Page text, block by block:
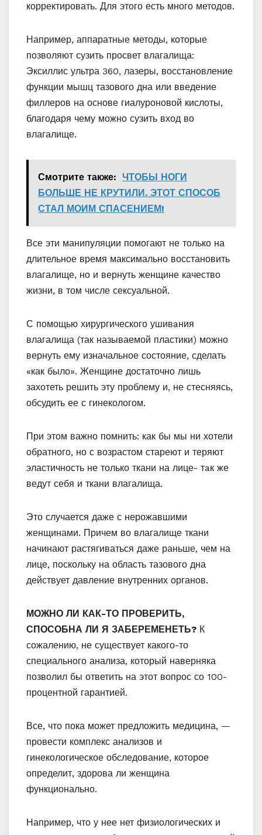
корректировать. Для этого есть много методов.
Например, аппаратные методы, которые
позволяют сузить просвет влагалища:
Эксиллис ультра 360, лазеры, восстановление
функции мышц тазового дна или введение
филлеров на основе гиалуроновой кислоты,
благодаря чему можно сузить вход во
влагалище.
Смотрите также: ЧТОБЫ НОГИ
БОЛЬШЕ НЕ КРУТИЛИ. ЭТОТ СПОСОБ
СТАЛ МОИМ СПАСЕНИЕМ!
Все эти манипуляции помогают не только на
длительное время максимально восстановить
влагалище, но и вернуть женщине качество
жизни, в том числе сексуальной.
С помощью хирургического ушивaния
влагалища (так называемой пластики) можно
вернуть ему изначальное состояние, сделать
«как было». Женщине достаточно лишь
захотеть решить эту проблему и, не стесняясь,
обсудить ее с гинекологом.
При этом важно помнить: как бы мы ни хотели
обратного, но с возрастом стареют и теряют
эластичность не только ткани на лице- тaк же
ведут себя и ткани влагалища.
Это случается даже с нерожавшими
женщинами. Причем во влагалище ткани
начинают растягиваться даже раньше, чем на
лице, поскольку на область тазового дна
действует давление внутренних органов.
МОЖНО ЛИ КАК-ТО ПРОВЕРИТЬ,
СПОСОБНА ЛИ Я ЗАБЕРЕМЕНЕТЬ? К
сожалению, не существует какого-то
специального анализа, который наверняка
позволил бы ответить на этот вопрос со 100-
процентной гарантией.
Все, что пока может предложить медицина, —
провести комплекс анализов и
гинекологическое обследование, которое
определит, здорова ли женщина
функционально.
Например, что у нее нет физиологических и